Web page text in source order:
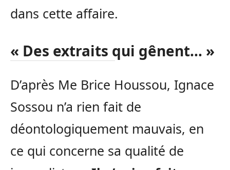
dans cette affaire.
« Des extraits qui gênent… »
D’après Me Brice Houssou, Ignace
Sossou n’a rien fait de
déontologiquement mauvais, en
ce qui concerne sa qualité de